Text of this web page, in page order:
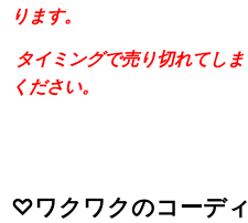
ります。
タイミングで売り切れてし
ください。
♡ワクワクのコーデ